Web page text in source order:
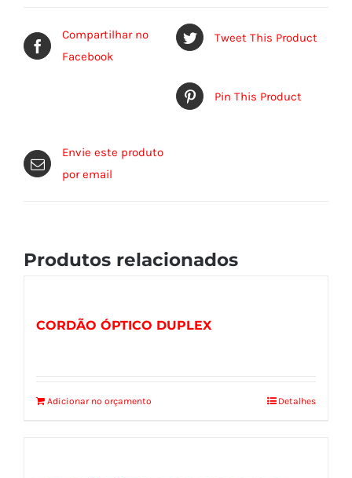
Compartilhar no
Facebook
Tweet This Product
Pin This Product
Envie este produto
por email
Produtos relacionados
CORDÃO ÓPTICO DUPLEX
Adicionar no orçamento Detalhes